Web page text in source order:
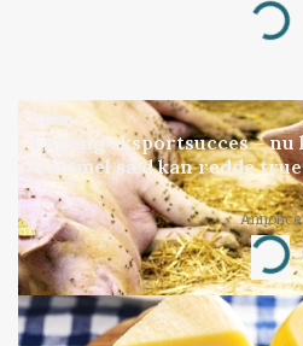
Loading...
GRISE
Engang eksportsucces –
Gammel sæd kan redde
Annonce
Loading...